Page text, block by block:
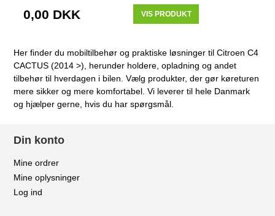
0,00 DKK VIS PRODUKT
Her finder du mobiltilbehør og praktiske løsninger til Citroen C4
CACTUS (2014 >), herunder holdere, opladning og andet
tilbehør til hverdagen i bilen. Vælg produkter, der gør køreturen
mere sikker og mere komfortabel. Vi leverer til hele Danmark
og hjælper gerne, hvis du har spørgsmål.
Din konto
Mine ordrer
Mine oplysninger
Log ind